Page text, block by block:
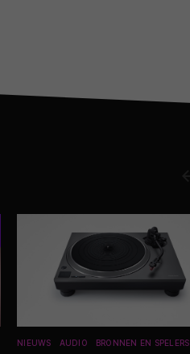
NIEUWS AUDIO BRONNEN EN SPELERS